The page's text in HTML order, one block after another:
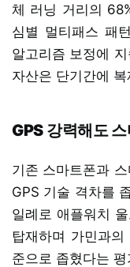
체 러닝 거리의
심별 멀티패스 패
알고리즘 보정에
자산은 단기간에
GPS 강력해도
기존 스마트폰과
GPS 기술 격차를
일례로 애플워치
탑재하며 가민과
준으로 좁혔다는